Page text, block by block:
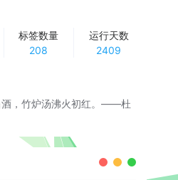
标签数量
208
运行天数
2409
酒，竹炉汤沸火初红。——杜